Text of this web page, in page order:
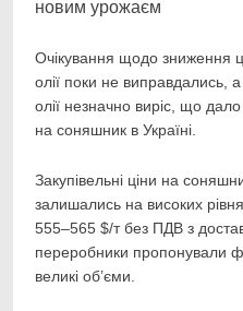
Очікування щодо зниження
олії поки не виправдались, а
олії незначно виріс, що
на соняшник в Україні.
Закупівельні ціни на
залишались на високих
555–565 $/т без ПДВ з
переробники пропонували
великі об’єми.